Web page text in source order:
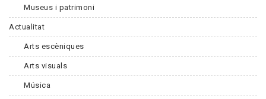
Museus i patrimoni
Actualitat
Arts escèniques
Arts visuals
Música